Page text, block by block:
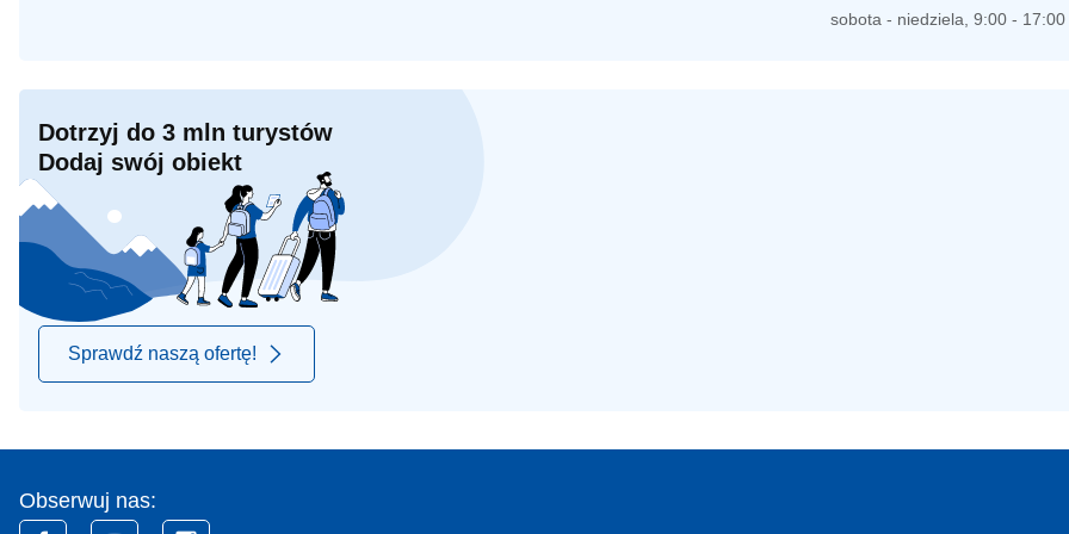
poniedziałek - piątek, 8:00 -
Dotrzyj do 3 mln turystów
Dodaj swój obiekt
Sprawdź naszą ofertę!